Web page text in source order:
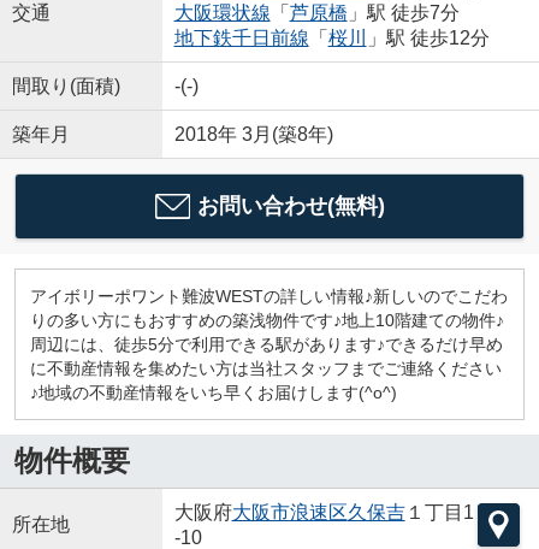
交通
大阪環状線 「 芦原橋 」駅 徒歩7分
地下鉄千日前線 「 桜川 」駅 徒歩12分
間取り(面積) -(-)
築年月 2018年 3月(築8年)
お問い合わせ(無料)
アイボリーポワント難波WESTの詳しい情報♪新しいのでこだわ
りの多い方にもおすすめの築浅物件です♪地上10階建ての物件♪
周辺には、徒歩5分で利用できる駅があります♪できるだけ早め
に不動産情報を集めたい方は当社スタッフまでご連絡ください
♪地域の不動産情報をいち早くお届けします(^o^)
物件概要
所在地
大阪府大阪市浪速区久保吉１丁目1
-10